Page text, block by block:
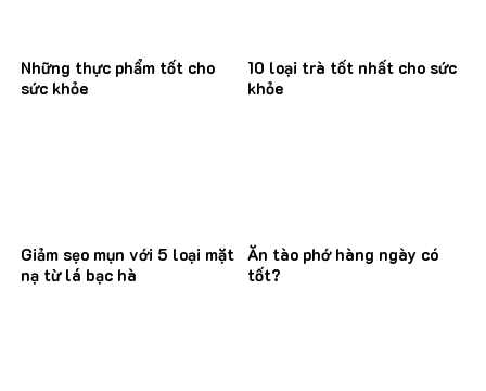
Những thực phẩm tốt cho
sức khỏe
10 loại trà tốt nhất cho sức
khỏe
Giảm sẹo mụn với 5 loại mặt
nạ từ lá bạc hà
Ăn tào phớ hàng ngày có
tốt?